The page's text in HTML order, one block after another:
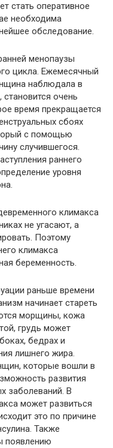
стать оперативное
необходима
обследование.
менопаузы
цикла. Ежемесячный
наблюдала в
очень
время прекращается
сбоях
с помощью
случившегося.
раннего
уровня
климакса
не угасают, а
Поэтому
климакса
беременность.
раньше времени
начинает стареть
морщины, кожа
грудь может
бедрах и
лишнего жира.
которые вошли в
развития
заболеваний. В
может развиться
это по причине
Также
появлению